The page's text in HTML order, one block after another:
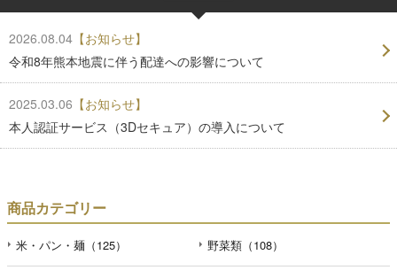
2026.08.04 【お知らせ】
令和8年熊本地震に伴う配達への影響について
2025.03.06 【お知らせ】
本人認証サービス（3Dセキュア）の導入について
商品カテゴリー
米・パン・麺（125） 野菜類（108）